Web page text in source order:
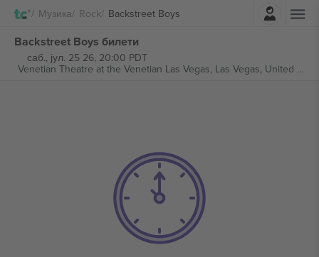
Музика Rock Backstreet BoysНајави се
Backstreet Boys билети
саб., јул. 25 26, 20:00 PDT
Venetian Theatre at the Venetian Las Vegas, Las Vegas, United States